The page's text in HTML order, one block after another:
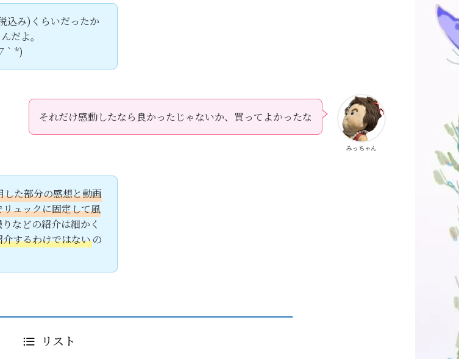
込み)くらいだったか
だよ。
｀*)
みっちゃん
それだけ感動したなら良かったじゃないか、買ってよかったな
した部分の感想と動画
ュックに固定して風
などの紹介は細かく
するわけではないの
リスト